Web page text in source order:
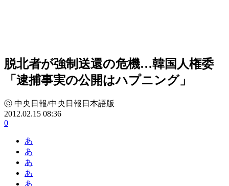
脱北者が強制送還の危機…韓国人権委
「逮捕事実の公開はハプニング」
ⓒ 中央日報/中央日報日本語版
2012.02.15 08:36
0
あ
あ
あ
あ
あ